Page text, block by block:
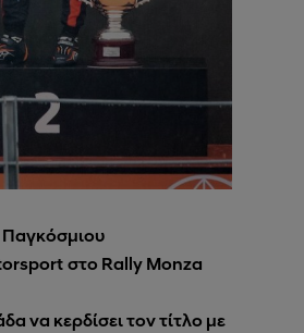
Παγκόσμιου
στο Rally Monza
να κερδίσει τον τίτλο με